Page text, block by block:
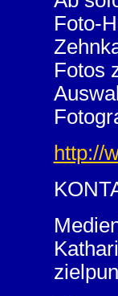
Foto-
Fotos
http://